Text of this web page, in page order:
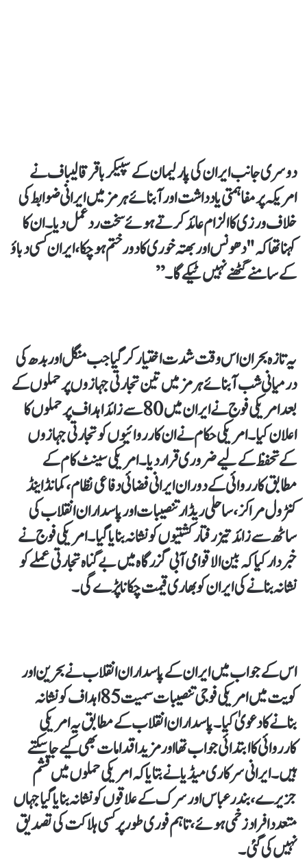
دوسری جانب ایران کی پارلیمان کے سپیکر باقر قالیباف نے
امریکہ پر مفاہمتی یادداشت اور آبنائے ہرمز میں ایرانی ضوابط کی
خلاف ورزی کا الزام عائد کرتے ہوئے سخت ردعمل دیا۔ ان کا
کہنا تھا کہ "دھونس اور بھتہ خوری کا دور ختم ہو چکا، ایران کسی دباؤ
کے سامنے گھٹنے نہیں ٹیکے گا۔”
یہ تازہ بحران اس وقت شدت اختیار کر گیا جب منگل اور بدھ کی
درمیانی شب آبنائے ہرمز میں تین تجارتی جہازوں پر حملوں کے
بعد امریکی فوج نے ایران میں 80 سے زائد اہداف پر حملوں کا
اعلان کیا۔ امریکی حکام نے ان کارروائیوں کو تجارتی جہازوں
کے تحفظ کے لیے ضروری قرار دیا۔ امریکی سینٹ کام کے
مطابق کارروائی کے دوران ایرانی فضائی دفاعی نظام، کمانڈ اینڈ
کنٹرول مراکز، ساحلی ریڈار تنصیبات اور پاسداران انقلاب کی
ساٹھ سے زائد تیز رفتار کشتیوں کو نشانہ بنایا گیا۔ امریکی فوج نے
خبردار کیا کہ بین الاقوامی آبی گزرگاہ میں بے گناہ تجارتی عملے کو
نشانہ بنانے کی ایران کو بھاری قیمت چکانا پڑے گی۔
اس کے جواب میں ایران کے پاسداران انقلاب نے بحرین اور
کویت میں امریکی فوجی تنصیبات سمیت 85 اہداف کو نشانہ
بنانے کا دعویٰ کیا۔ پاسداران انقلاب کے مطابق یہ امریکی
کارروائی کا ابتدائی جواب تھا اور مزید اقدامات بھی کیے جا سکتے
ہیں۔ ایرانی سرکاری میڈیا نے بتایا کہ امریکی حملوں میں قشم
جزیرے، بندر عباس اور سرک کے علاقوں کو نشانہ بنایا گیا جہاں
متعدد افراد زخمی ہوئے، تاہم فوری طور پر کسی ہلاکت کی تصدیق
نہیں کی گئی۔